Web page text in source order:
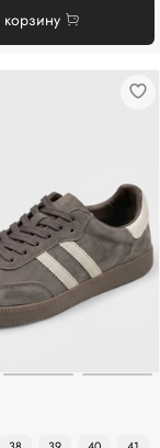
корзину